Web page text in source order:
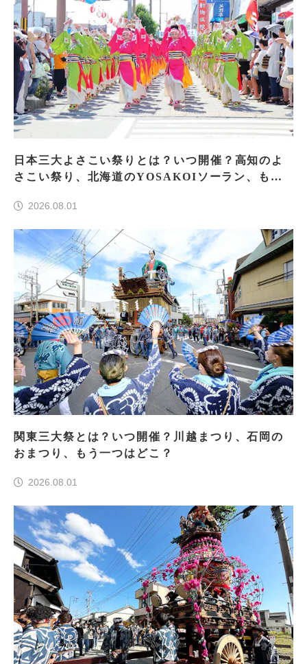
日本三大よさこい祭りとは？いつ開催？高知のよ
さこい祭り、北海道のYOSAKOIソーラン、もう
2026.08.01
関東三大祭とは？いつ開催？川越まつり、石岡の
おまつり、もう一つはどこ？
2026.08.01